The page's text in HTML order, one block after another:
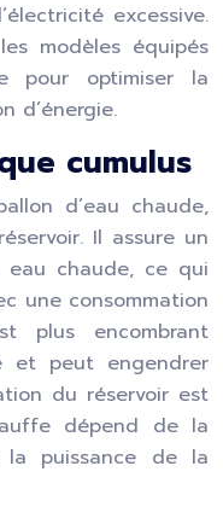
excessive.
modèles équipés
pour optimiser la
d’énergie.
cumulus
d’eau chaude,
Il assure un
eau chaude, ce qui
une consommation
plus encombrant
et peut engendrer
du réservoir est
dépend de la
puissance de la